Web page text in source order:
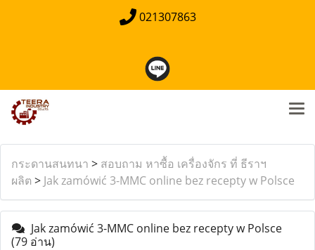
021307863
กระดานสนทนา > สอบถาม หาซื้อ เครื่องจักร ที่ ธีราฯ
ผลิต > Jak zamówić 3-MMC online bez recepty w Polsce
Jak zamówić 3-MMC online bez recepty w Polsce
(79 อ่าน)